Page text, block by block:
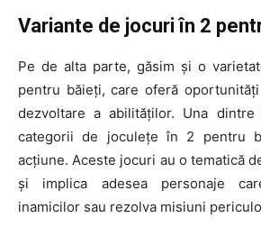
Variante de jocuri în 2
Pe de alta parte, găsim și o
pentru băieți, care oferă
dezvoltare a abilităților. Una
categorii de joculețe în 2 pentru
acțiune. Aceste jocuri au o tematică
și implica adesea personaje
inamicilor sau rezolva misiuni